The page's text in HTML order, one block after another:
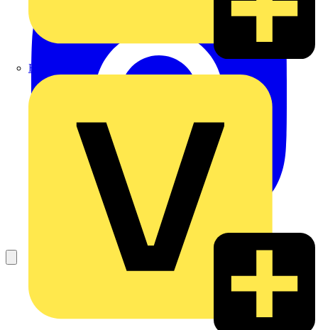
Hardy Schmitz